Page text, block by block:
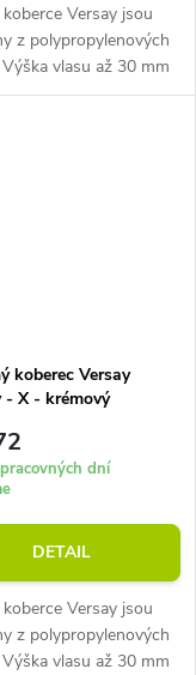
Versay jsou
z polypropylenových
vlasu až 30 mm
hmotnosti 2000
koberec Versay
- X - krémový
dní
DETAIL
Versay jsou
z polypropylenových
vlasu až 30 mm